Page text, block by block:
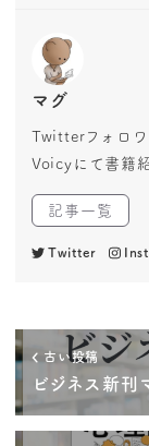
マグ
Twitterフォロワ
Voicyにて書籍
記事一覧
Twitter
古い投稿
ビジネス新刊